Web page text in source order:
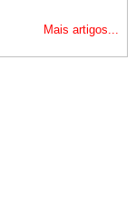
Mais artigos...